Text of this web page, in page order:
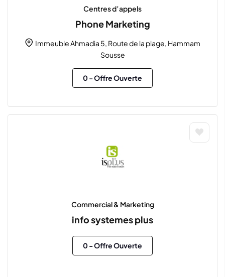
Centres d’appels
Phone Marketing
Immeuble Ahmadia 5, Route de la plage, Hammam
Sousse
0- Offre Ouverte
Commercial & Marketing
info systemes plus
0- Offre Ouverte